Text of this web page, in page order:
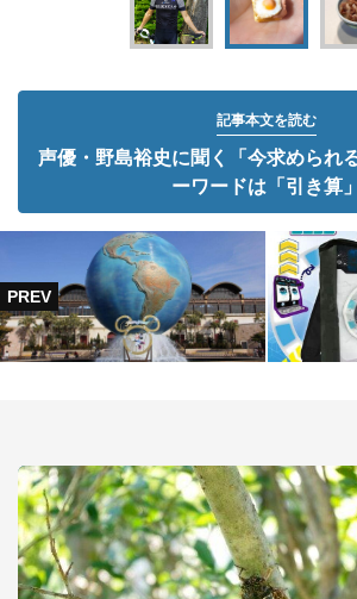
記事本文を読む
声優・野島裕史に聞く「今求めら
ーワードは「引き算」